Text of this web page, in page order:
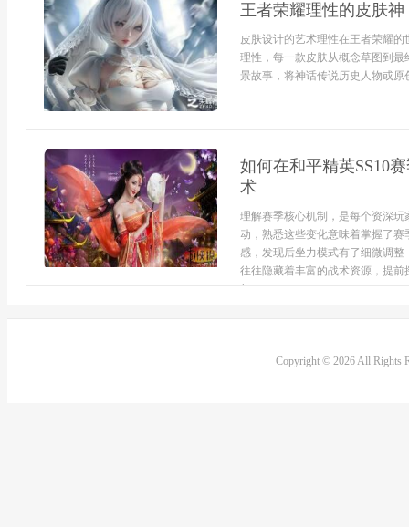
王者荣耀理性的皮肤
皮肤设计的艺术理性在王者荣耀
理性，每一款皮肤从概念草图到
景故事，将神话传说历史人物或原
如何在和平精英SS10
术
理解赛季核心机制，是每个资深
动，熟悉这些变化意味着掌握了
感，发现后坐力模式有了细微调
往往隐藏着丰富的战术资源，提
与...
Copyright © 2026 All Rights